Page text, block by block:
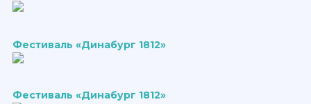
Фестиваль «Динабург 1812»
Фестиваль «Динабург 1812»